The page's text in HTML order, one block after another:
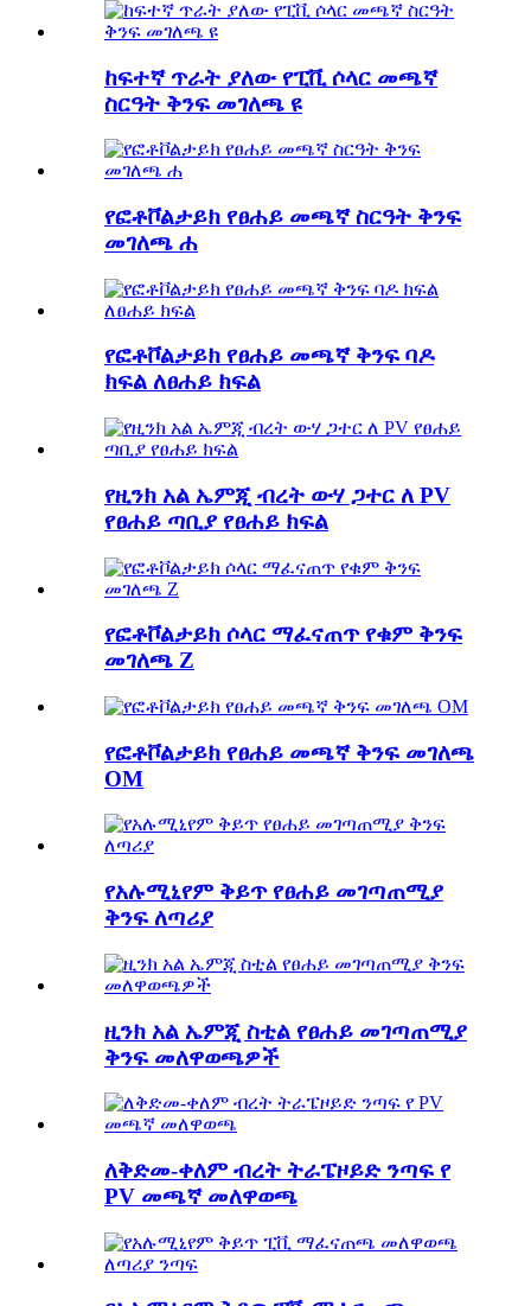
ከፍተኛ ጥራት ያለው የፒቪ ሶላር መጫኛ
ስርዓት ቅንፍ መገለጫ ዩ
የፎቶቮልታይክ የፀሐይ መጫኛ ስርዓት ቅንፍ
መገለጫ ሐ
የፎቶቮልታይክ የፀሐይ መጫኛ ቅንፍ ባዶ
ክፍል ለፀሐይ ክፍል
የዚንክ አል ኤምጂ ብረት ውሃ ጋተር ለ PV
የፀሐይ ጣቢያ የፀሐይ ክፍል
የፎቶቮልታይክ ሶላር ማፈናጠጥ የቁም ቅንፍ
መገለጫ Z
የፎቶቮልታይክ የፀሐይ መጫኛ ቅንፍ መገለጫ
OM
የአሉሚኒየም ቅይጥ የፀሐይ መገጣጠሚያ
ቅንፍ ለጣሪያ
ዚንክ አል ኤምጂ ስቲል የፀሐይ መገጣጠሚያ
ቅንፍ መለዋወጫዎች
ለቅድመ-ቀለም ብረት ትራፔዞይድ ንጣፍ የ
PV መጫኛ መለዋወጫ